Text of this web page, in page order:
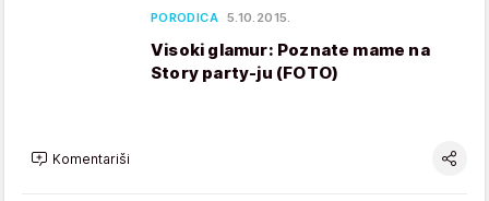
PORODICA 5.10.2015.
Visoki glamur: Poznate mame na
Story party-ju (FOTO)
Komentariši